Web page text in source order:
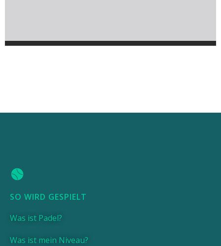
SO WIRD GESPIELT
Was ist Padel?
Was ist mein Niveau?